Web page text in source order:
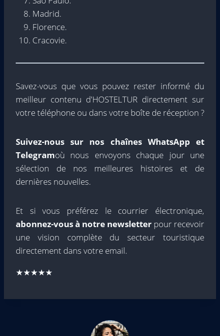
Madrid.
Florence.
Cracovie.
Savez-vous que vous pouvez rester informé du
meilleur contenu d'HOSTELTUR directement sur
votre téléphone ou dans votre boîte de réception ?
Suivez-nous sur nos chaînes WhatsApp et
Telegramoù nous envoyons chaque jour une
sélection de nos meilleures histoires et de
dernières nouvelles.
Et si vous préférez le courrier électronique,
abonnez-vous à notre newsletter pour recevoir
une vision complète du secteur touristique
directement dans votre email.
★★★★★